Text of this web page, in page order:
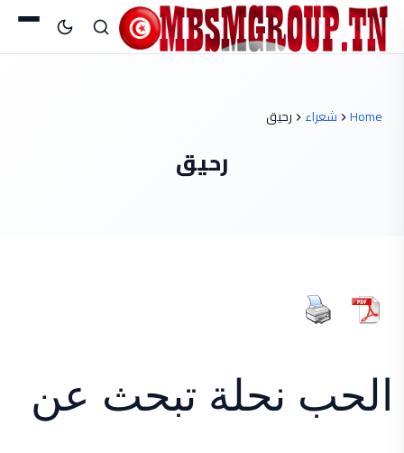
Home شعراء رحيق
رحيق
الحب نحلة تبحث عن